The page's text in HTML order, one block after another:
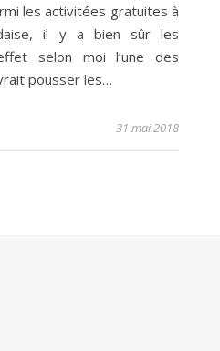
les activitées gratuites à
il y a bien sûr les
selon moi l’une des
pousser les…
31 mai 2018